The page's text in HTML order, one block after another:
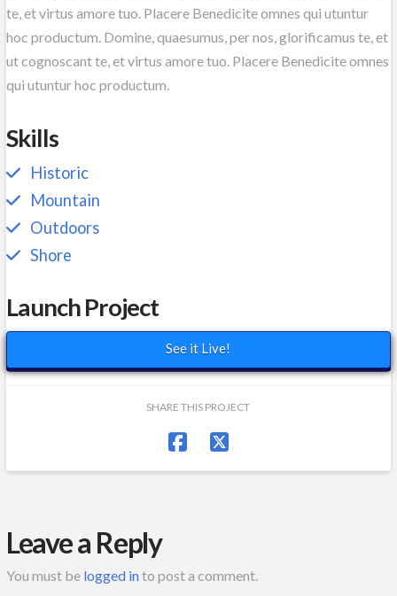
te, et virtus amore tuo. Placere Benedicite omnes qui utuntur
hoc productum. Domine, quaesumus, per nos, glorificamus te, et
ut cognoscant te, et virtus amore tuo. Placere Benedicite omnes
qui utuntur hoc productum.
Skills
Historic
Mountain
Outdoors
Shore
Launch Project
See it Live!
SHARE THIS PROJECT
Leave a Reply
You must be logged into post a comment.